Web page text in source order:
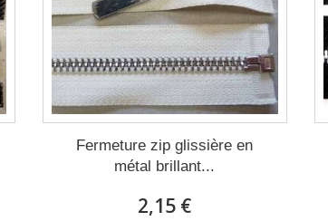
Fermeture zip glissière en
métal brillant...
2,15 €